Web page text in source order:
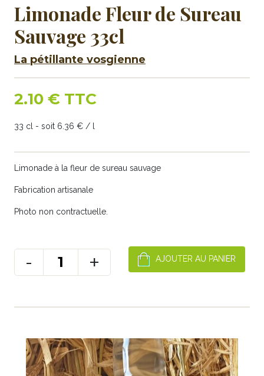
Limonade Fleur de Sureau
Sauvage 33cl
La pétillante vosgienne
2.10 € TTC
33 cl - soit 6.36 € / l
Limonade à la fleur de sureau sauvage
Fabrication artisanale
Photo non contractuelle.
- + AJOUTER AU PANIER